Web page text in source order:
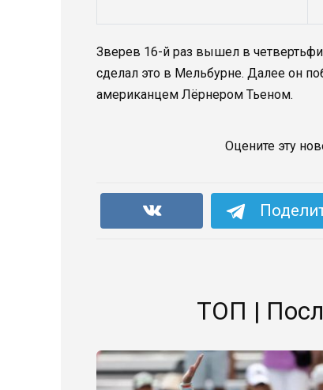
Зверев 16-й раз вышел в
сделал это в Мельбурне. Далее он
американцем Лёрнером Тьеном.
Оцените эту
ТОП |